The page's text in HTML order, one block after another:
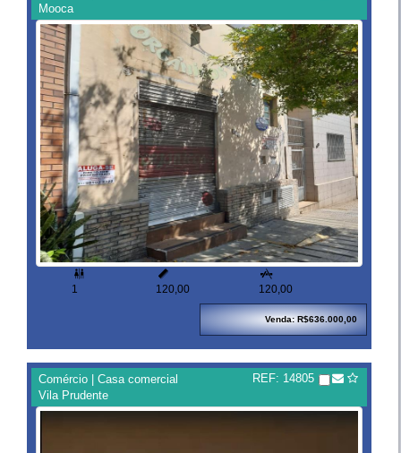
Mooca

1

120,00

120,00
Venda: R$636.000,00
Comércio | Casa comercial
Vila Prudente
REF: 14805